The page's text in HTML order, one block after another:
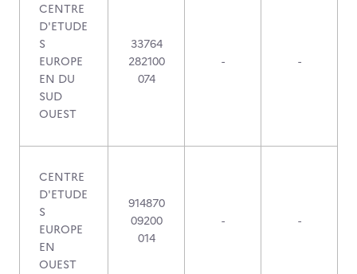
CENTRE
D'ETUDE
S
EUROPE
EN DU
SUD
OUEST
33764
282100
074
- -
CENTRE
D'ETUDE
S
EUROPE
EN
OUEST
914870
09200
014
- -